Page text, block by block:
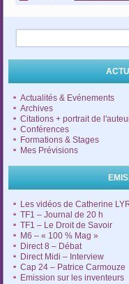
Actualités & Evénements
Archives
Citations + portrait de
Conférences
Formations & Stages
Mes Prévisions
Les vidéos de Catherine
TF1 – Journal de 20 h
TF1 – Le Droit de Savoir
M6 – « 100 % Mag »
Direct 8 – Débat
Direct Midi – Interview
Cap 24 – Patrice Carmouze
Emission sur les inventeurs